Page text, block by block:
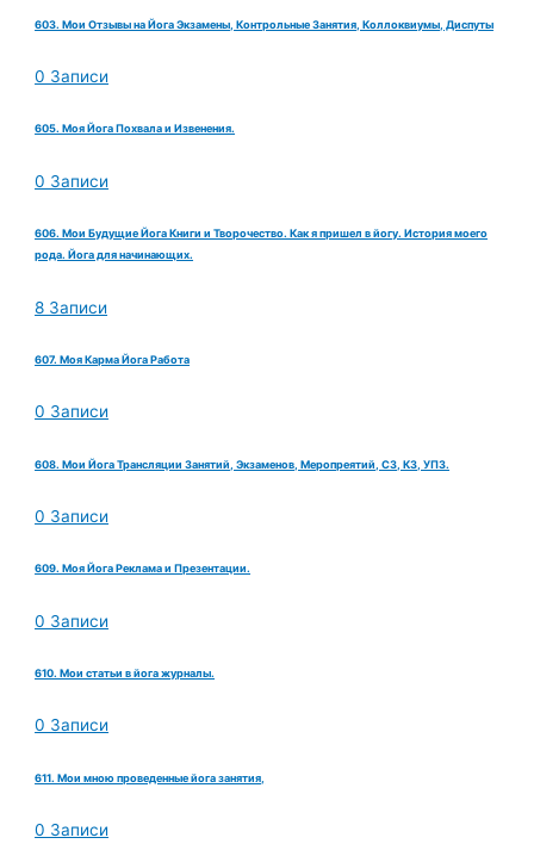
603. Мои Отзывы на Йога Экзамены, Контрольные Занятия, Коллоквиумы, Диспуты
0 Записи
605. Моя Йога Похвала и Извенения.
0 Записи
606. Мои Будущие Йога Книги и Творочество. Как я пришел в йогу. История моего
рода. Йога для начинающих.
8 Записи
607. Моя Карма Йога Работа
0 Записи
608. Мои Йога Трансляции Занятий, Экзаменов, Меропреятий, СЗ, КЗ, УПЗ.
0 Записи
609. Моя Йога Реклама и Презентации.
0 Записи
610. Мои статьи в йога журналы.
0 Записи
611. Мои мною проведенные йога занятия,
0 Записи